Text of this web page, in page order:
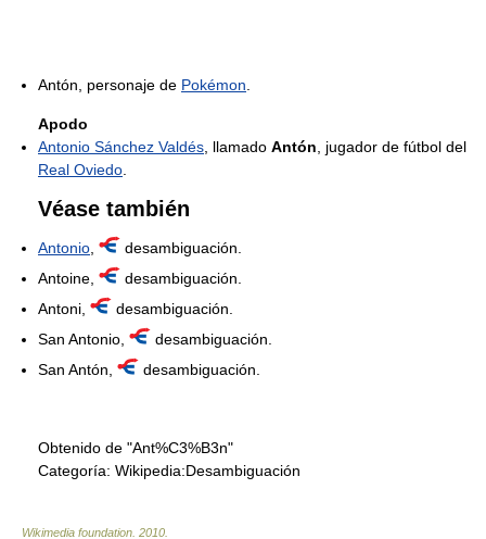
Antón, personaje de Pokémon
Apodo
Antonio Sánchez Valdés , llamado Antón , jugador de fútbol del
Real Oviedo
Véase también
Antonio
desambiguación.
Antoine,
desambiguación.
Antoni,
desambiguación.
San Antonio,
desambiguación.
San Antón,
desambiguación.
Obtenido de "Ant%C3%B3n"
Categoría: Wikipedia:Desambiguación
Wikimedia foundation 2010